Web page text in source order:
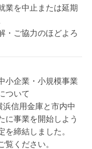
業を中止または延期
・ご協力のほどよろ
小企業・小規模事業
ついて
信用金庫と市内中
に事業を開始しよう
を締結しました。
覧ください。